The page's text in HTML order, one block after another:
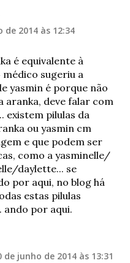
de 2014 às 12:34
é equivalente à
médico sugeriu a
yasmin é porque não
aranka, deve falar com
existem pilulas da
ou yasmin cm
e que podem ser
como a yasminelle/
daylette... se
por aqui, no blog há
estas pilulas
ando por aqui.
de junho de 2014 às 13:31